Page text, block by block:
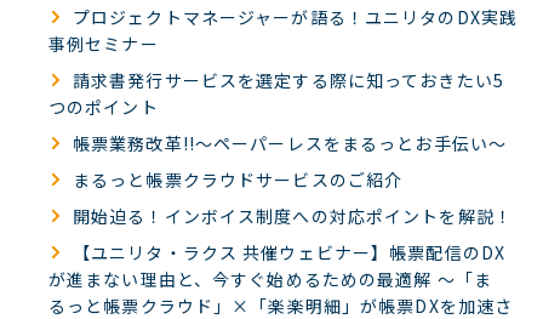
プロジェクトマネージャーが語る！ユニリタのDX実践
事例セミナー
請求書発行サービスを選定する際に知っておきたい5
つのポイント
帳票業務改革!!～ペーパーレスをまるっとお手伝い～
まるっと帳票クラウドサービスのご紹介
開始迫る！インボイス制度への対応ポイントを解説！
【ユニリタ・ラクス 共催ウェビナー】帳票配信のDX
が進まない理由と、今すぐ始めるための最適解 ～「ま
るっと帳票クラウド」×「楽楽明細」が帳票DXを加速さ